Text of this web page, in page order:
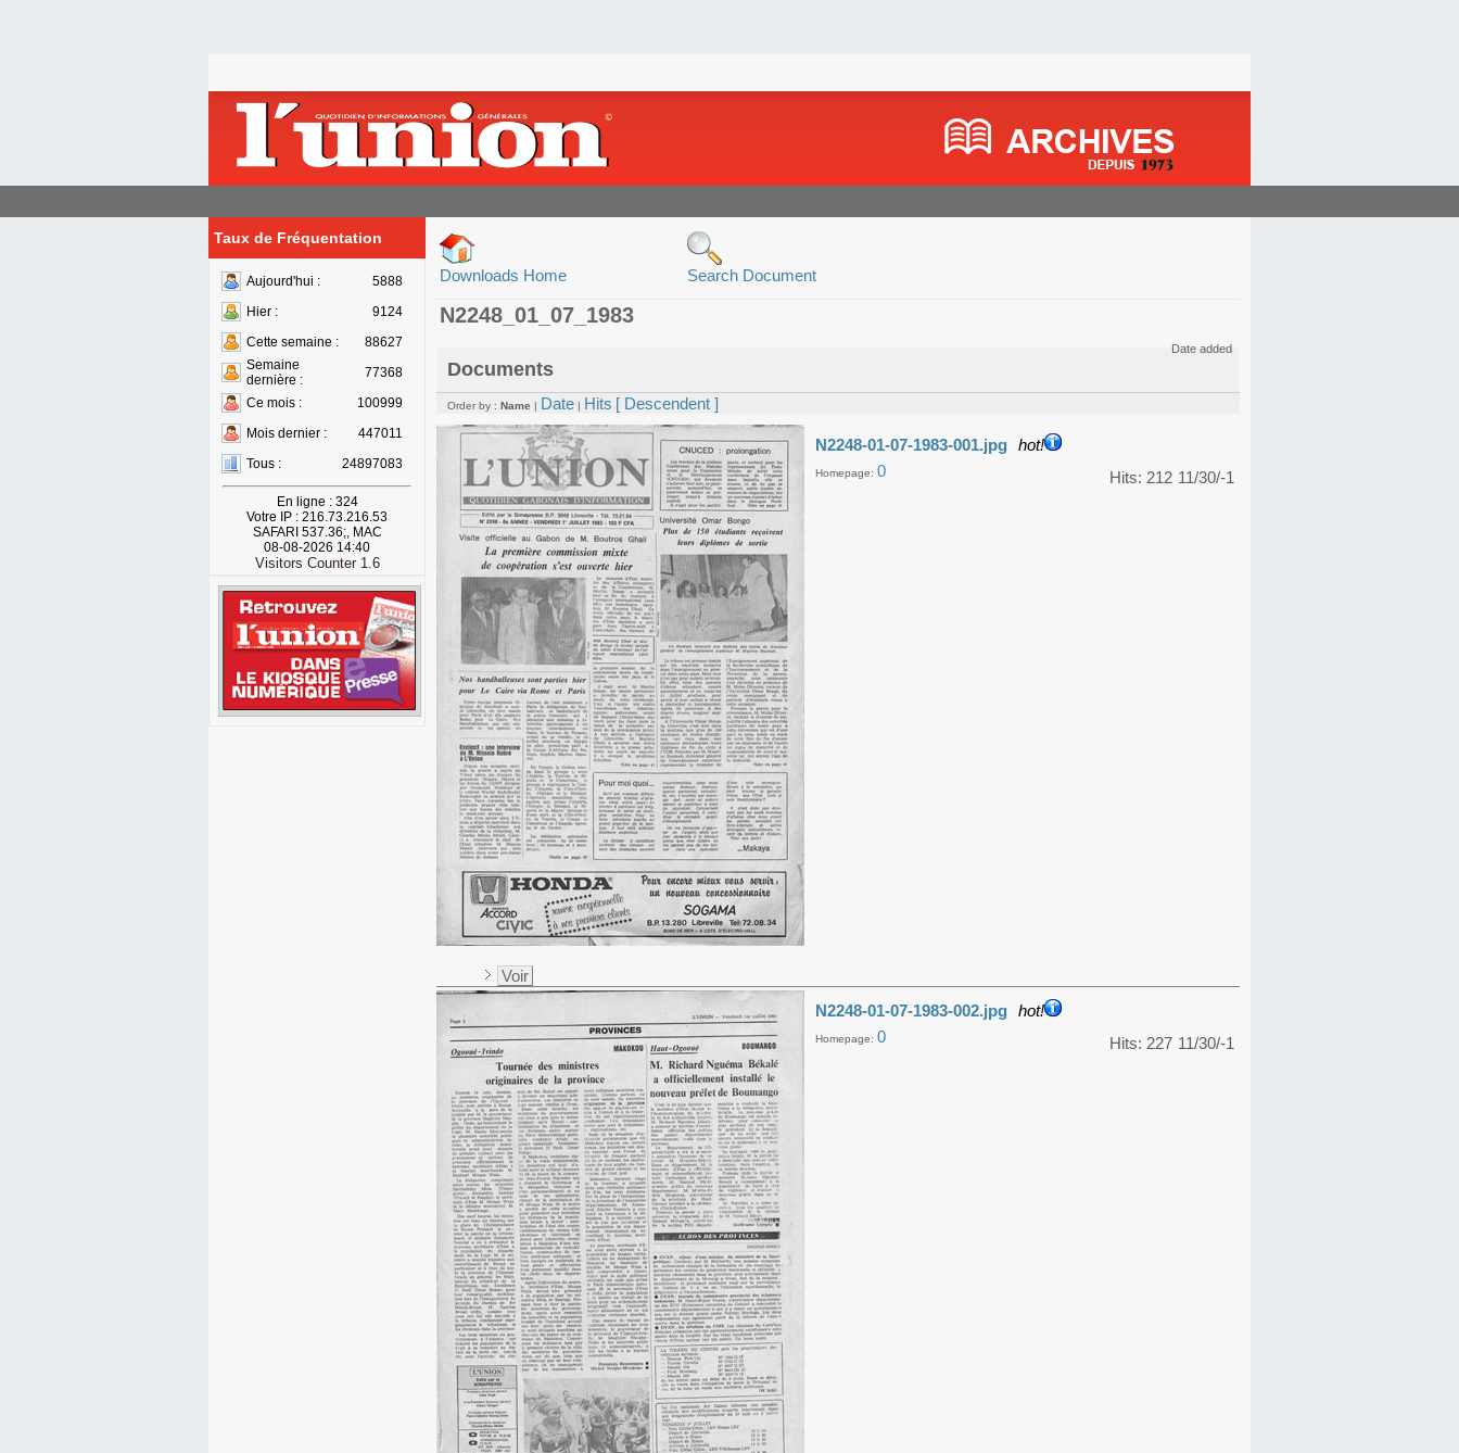
Taux de Fréquentation
Aujourd'hui :
5888
Hier :
9124
Cette semaine :
88627
Semaine
dernière :
77368
Ce mois :
100999
Mois dernier :
447011
Tous :
24897083
En ligne : 324
Votre IP : 216.73.216.53
SAFARI 537.36;, MAC
08-08-2026 14:40
Visitors Counter 1.6
Downloads Home Search Document
N2248_01_07_1983
Documents
Date added
Order by : Name | Date | Hits [ Descendent ]
N2248-01-07-1983-001.jpg hot!
11/30/-1
Hits: 212
Homepage: 0
Voir
N2248-01-07-1983-002.jpg hot!
11/30/-1
Hits: 227
Homepage: 0